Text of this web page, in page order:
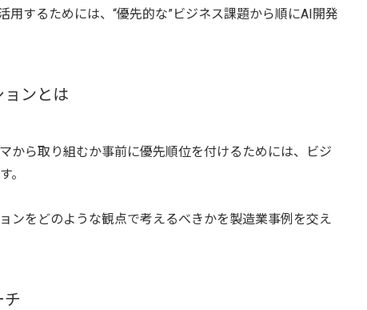
するためには、“優先的な”ビジネス課題から順にAI開発
ンとは
から取り組むか事前に優先順位を付けるためには、ビジ
。
ンをどのような観点で考えるべきかを製造業事例を交え